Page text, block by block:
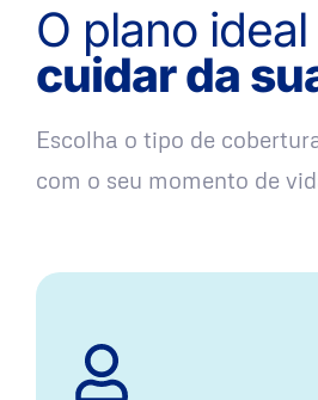
O plano
cuidar da
Escolha o tipo de
com o seu momento de